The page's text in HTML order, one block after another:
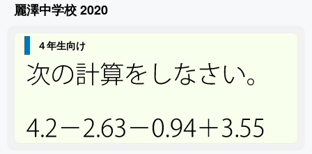
麗澤中学校 2020
４年生向け